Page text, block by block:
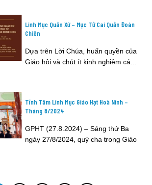
Linh Mục Quản Xứ – Mục Tử Cai Quản Đoàn
Chiên
Dựa trên Lời Chúa, huấn quyền của
Giáo hội và chút ít kinh nghiệm cá...
Tĩnh Tâm Linh Mục Giáo Hạt Hoà Ninh –
Tháng 8/2024
GPHT (27.8.2024) – Sáng thứ Ba
ngày 27/8/2024, quý cha trong Giáo